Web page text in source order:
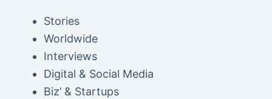
Stories
Worldwide
Interviews
Digital & Social Media
Biz’ & Startups